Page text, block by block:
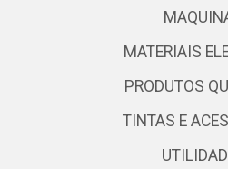
MATERIAIS
PRODUTOS
TINTAS E